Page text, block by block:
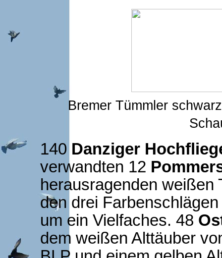
Bremer Tümmler
140 Danziger
verwandten 12
herausragenden weißen
den drei
um ein Vielfaches. 48
dem weißen Alttäuber